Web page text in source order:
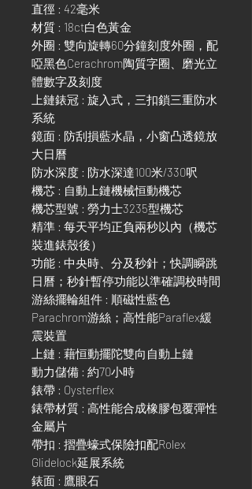
直徑 : 42毫米
材質 : 18ct白色黃金
外圈 : 雙向旋轉60分鐘刻度外圈，配
啞黑色Cerachrom陶質字圈、磨光立
體數字及刻度
上鏈錶冠 : 旋入式，三扣鎖三重防水
系統
鏡面 : 防刮損藍水晶，小窗凸透鏡放
大日曆
防水深度 : 防水深達100米/330呎
機芯 : 自動上鏈機械恒動機芯
機芯型號 : 勞力士3235型機芯
精準 : 每天平均正負兩秒以內（機芯
裝進錶殼後）
功能 : 中央時、分及秒針；快調瞬跳
日曆；秒針暫停功能以準確調校時間
游絲擺輪組件 : 順磁性藍色
Parachrom游絲；高性能Paraflex緩
震裝置
上鏈 : 藉恒動擺陀雙向自動上鏈
動力儲備 : 約70小時
錶帶 : Oysterflex
錶帶材質 : 高性能合成橡膠包覆彈性
金屬片
帶扣 : 摺疊蠔式保險扣配Rolex
Glidelock延展系統
錶面 : 鷹眼石